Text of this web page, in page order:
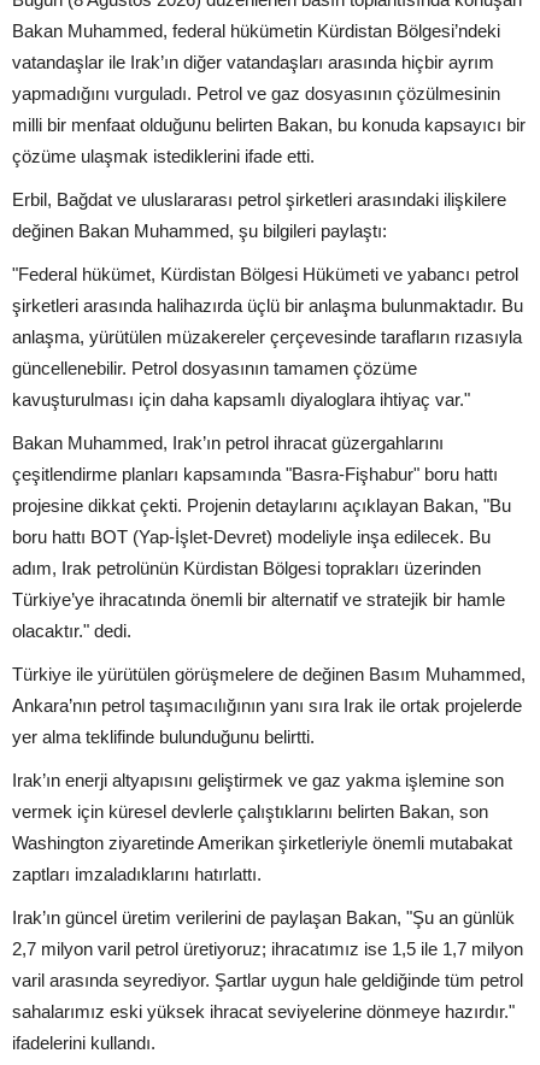
Bakan Muhammed, federal hükümetin Kürdistan Bölgesi’ndeki
vatandaşlar ile Irak’ın diğer vatandaşları arasında hiçbir ayrım
yapmadığını vurguladı. Petrol ve gaz dosyasının çözülmesinin
milli bir menfaat olduğunu belirten Bakan, bu konuda kapsayıcı bir
çözüme ulaşmak istediklerini ifade etti.
Erbil, Bağdat ve uluslararası petrol şirketleri arasındaki ilişkilere
değinen Bakan Muhammed, şu bilgileri paylaştı:
"Federal hükümet, Kürdistan Bölgesi Hükümeti ve yabancı petrol
şirketleri arasında halihazırda üçlü bir anlaşma bulunmaktadır. Bu
anlaşma, yürütülen müzakereler çerçevesinde tarafların rızasıyla
güncellenebilir. Petrol dosyasının tamamen çözüme
kavuşturulması için daha kapsamlı diyaloglara ihtiyaç var."
Bakan Muhammed, Irak’ın petrol ihracat güzergahlarını
çeşitlendirme planları kapsamında "Basra-Fişhabur" boru hattı
projesine dikkat çekti. Projenin detaylarını açıklayan Bakan, "Bu
boru hattı BOT (Yap-İşlet-Devret) modeliyle inşa edilecek. Bu
adım, Irak petrolünün Kürdistan Bölgesi toprakları üzerinden
Türkiye’ye ihracatında önemli bir alternatif ve stratejik bir hamle
olacaktır." dedi.
Türkiye ile yürütülen görüşmelere de değinen Basım Muhammed,
Ankara’nın petrol taşımacılığının yanı sıra Irak ile ortak projelerde
yer alma teklifinde bulunduğunu belirtti.
Irak’ın enerji altyapısını geliştirmek ve gaz yakma işlemine son
vermek için küresel devlerle çalıştıklarını belirten Bakan, son
Washington ziyaretinde Amerikan şirketleriyle önemli mutabakat
zaptları imzaladıklarını hatırlattı.
Irak’ın güncel üretim verilerini de paylaşan Bakan, "Şu an günlük
2,7 milyon varil petrol üretiyoruz; ihracatımız ise 1,5 ile 1,7 milyon
varil arasında seyrediyor. Şartlar uygun hale geldiğinde tüm petrol
sahalarımız eski yüksek ihracat seviyelerine dönmeye hazırdır."
ifadelerini kullandı.